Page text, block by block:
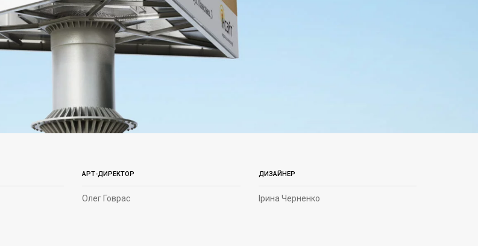
АРТ-ДИРЕКТОР
Олег Говрас
ДИЗАЙНЕР
Ірина Черненко